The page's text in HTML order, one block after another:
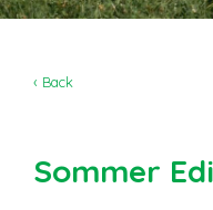
‹ Back
Sommer